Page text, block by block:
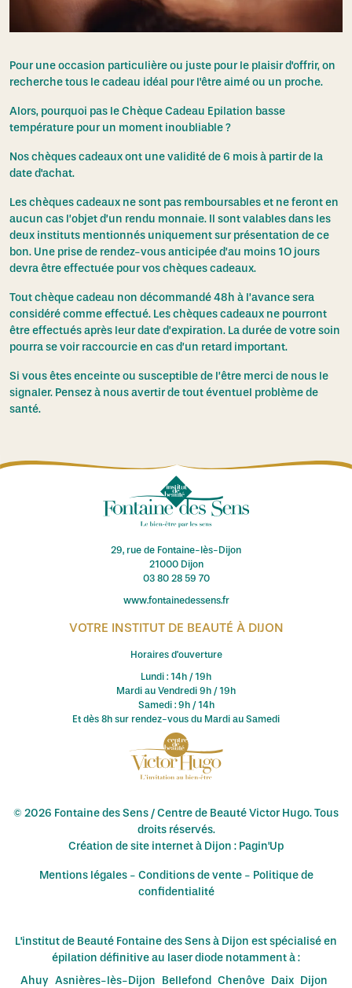
Pour une occasion particulière ou juste pour le plaisir d'offrir, on
recherche tous le cadeau idéal pour l'être aimé ou un proche.
Alors, pourquoi pas le Chèque Cadeau Epilation basse
température pour un moment inoubliable ?
Nos chèques cadeaux ont une validité de 6 mois à partir de la
date d'achat.
Les chèques cadeaux ne sont pas remboursables et ne feront en
aucun cas l’objet d’un rendu monnaie. Il sont valables dans les
deux instituts mentionnés uniquement sur présentation de ce
bon. Une prise de rendez-vous anticipée d’au moins 1O jours
devra être effectuée pour vos chèques cadeaux.
Tout chèque cadeau non décommandé 48h à l’avance sera
considéré comme effectué. Les chèques cadeaux ne pourront
être effectués après leur date d’expiration. La durée de votre soin
pourra se voir raccourcie en cas d’un retard important.
Si vous êtes enceinte ou susceptible de l’être merci de nous le
signaler. Pensez à nous avertir de tout éventuel problème de
santé.
29, rue de Fontaine-lès-Dijon
21000 Dijon
03 80 28 59 70
www.fontainedessens.fr
VOTRE INSTITUT DE BEAUTÉ À DIJON
Horaires d'ouverture
Lundi : 14h / 19h
Mardi au Vendredi 9h / 19h
Samedi : 9h / 14h
Et dès 8h sur rendez-vous du Mardi au Samedi
© 2026 Fontaine des Sens / Centre de Beauté Victor Hugo. Tous
droits réservés.
Création de site internet à Dijon : Pagin'Up
Mentions légales- Conditions de vente- Politique de
confidentialité
L'institut de Beauté Fontaine des Sens à Dijon est spécialisé en
épilation définitive au laser diode notamment à :
Ahuy Asnières-lès-Dijon Bellefond Chenôve Daix Dijon